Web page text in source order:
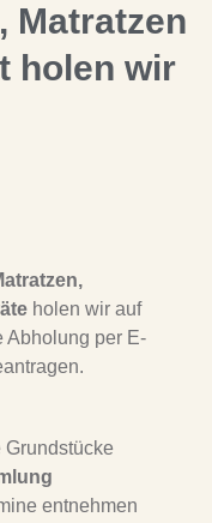
Matratzen
holen wir
holen wir auf
Abholung per E-
entnehmen